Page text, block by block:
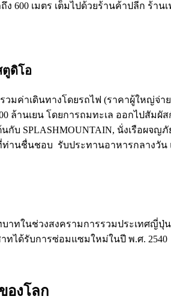
เมตร เต็มไปด้วยร้านค้าปลีก ร้า
ตูดิโอ
ค่าเดินทางโดยรถไฟ (ราคาผู้ใหญ่จ่า
านเยน โดยการถมทะเล ออกไปสัม
บ SPLASHMOUNTAIN, นั่งเรือผจ
ท่านชื่นชอบ รับประทานอาหารกลางวั
ในช่วงสงครามการรวมประเทศญี่ปุ่
ได้รับการซ่อมแซมใหม่ในปี พ.ศ. 2540
องโลก